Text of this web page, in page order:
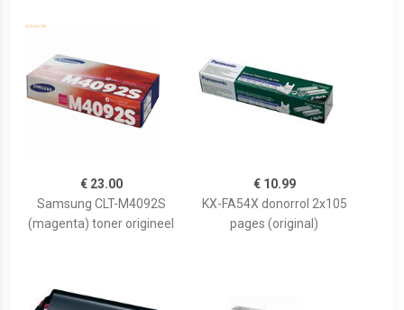
€ 23.00
Samsung CLT-M4092S
(magenta) toner origineel
€ 10.99
KX-FA54X donorrol 2x105
pages (original)